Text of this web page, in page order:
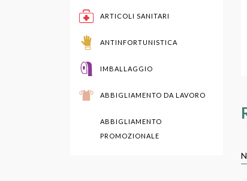
ARTICOLI SANITARI
ANTINFORTUNISTICA
IMBALLAGGIO
ABBIGLIAMENTO DA LAVORO
ABBIGLIAMENTO
PROMOZIONALE